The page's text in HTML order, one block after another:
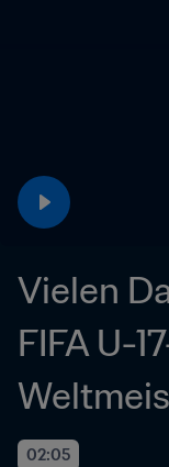
Vielen
FIFA U-
02:05